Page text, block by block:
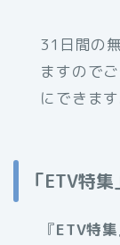
31日間の
ますので
にできます
「ETV特
『ETV特集